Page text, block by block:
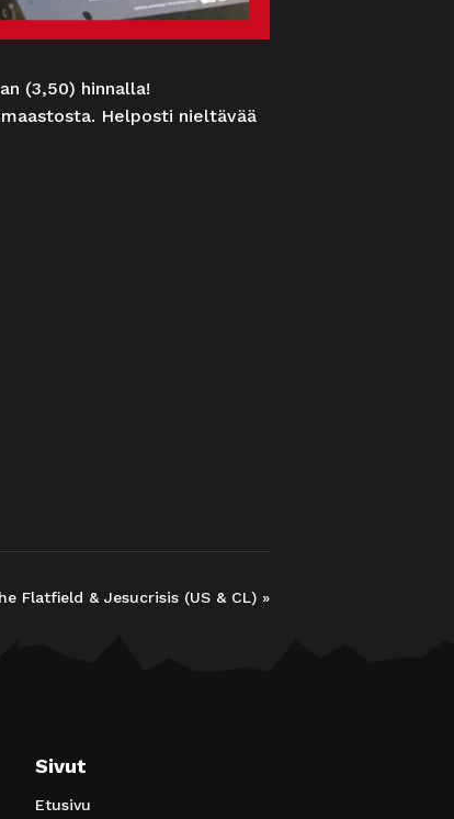
(3,50) hinnalla!
Helposti nieltävää
Flatfield & Jesucrisis (US & CL) »
Sivut
Etusivu